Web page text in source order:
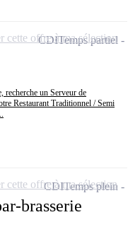
un Serveur de
Restaurant Traditionnel / Semi
CDITemps partiel
cette offre à ma sélection
brasserie
CDITemps plein
cette offre à ma sélection